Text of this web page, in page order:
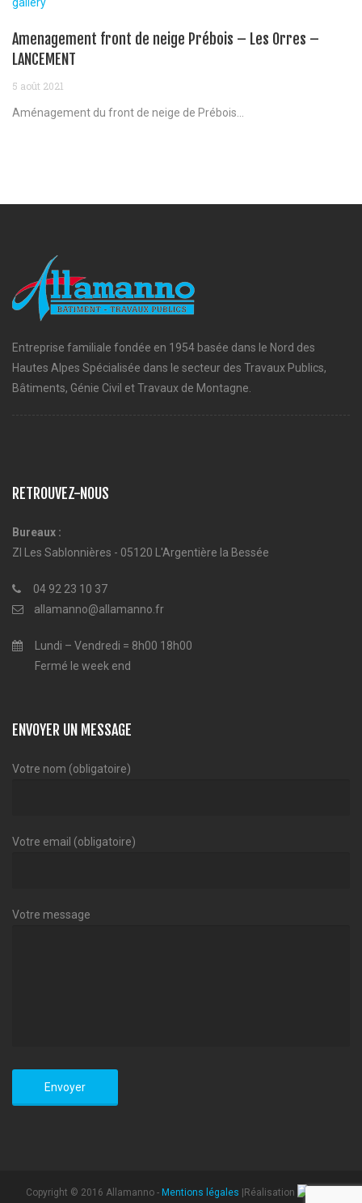
Amenagement front de neige Prébois – Les Orres –
LANCEMENT
5 août 2021
Aménagement du front de neige de Prébois...
Entreprise familiale fondée en 1954 basée dans le Nord des
Hautes Alpes Spécialisée dans le secteur des Travaux Publics,
Bâtiments, Génie Civil et Travaux de Montagne.
RETROUVEZ-NOUS
Bureaux :
ZI Les Sablonnières - 05120 L'Argentière la Bessée
04 92 23 10 37
allamanno@allamanno.fr
Lundi – Vendredi = 8h00 18h00
Fermé le week end
ENVOYER UN MESSAGE
Votre nom (obligatoire)
Votre email (obligatoire)
Votre message
Copyright © 2016 Allamanno - Mentions légales |Réalisation